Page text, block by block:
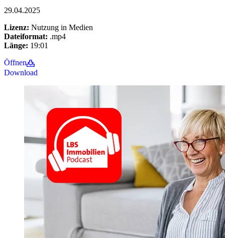
29.04.2025
Lizenz: Nutzung in Medien
Dateiformat: .mp4
Länge: 19:01
Öffnen
Download